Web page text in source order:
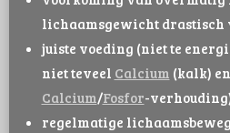
lichaamsgewicht drastisch
juiste voeding (niet te
niet teveel Calcium (kalk)
Calcium/Fosfor-
regelmatige